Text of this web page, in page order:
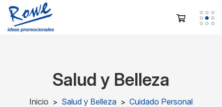
Salud y Belleza
Inicio Salud y Belleza Cuidado Personal